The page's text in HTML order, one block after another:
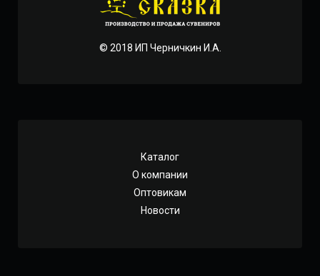
© 2018 ИП Черничкин И.А.
Каталог
О компании
Оптовикам
Новости